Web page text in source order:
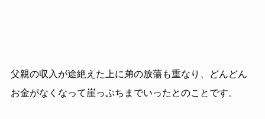
父親の収入が途絶えた上に弟の放蕩も重なり、どんどん
お金がなくなって崖っぷちまでいったとのことです。